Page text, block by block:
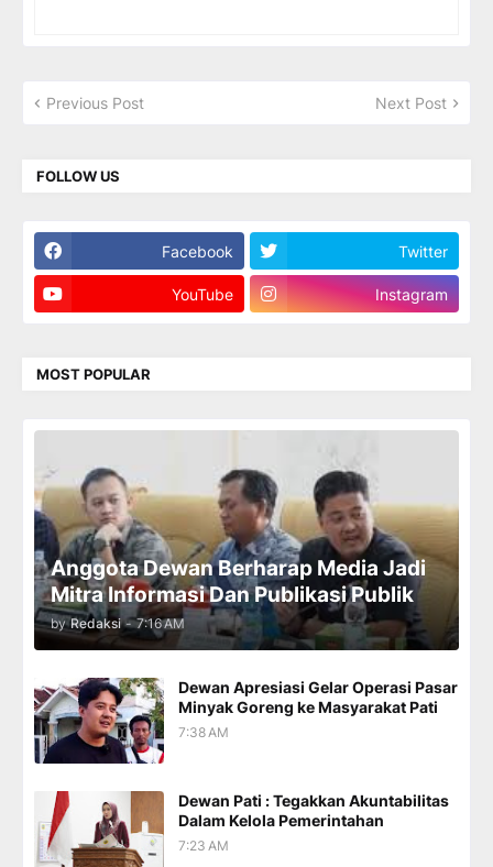
Previous Post Next Post
FOLLOW US
Facebook Twitter
YouTube Instagram
MOST POPULAR
Anggota Dewan Berharap Media Jadi
Mitra Informasi Dan Publikasi Publik
by Redaksi - 7:16 AM
Dewan Apresiasi Gelar Operasi Pasar
Minyak Goreng ke Masyarakat Pati
7:38 AM
Dewan Pati : Tegakkan Akuntabilitas
Dalam Kelola Pemerintahan
7:23 AM